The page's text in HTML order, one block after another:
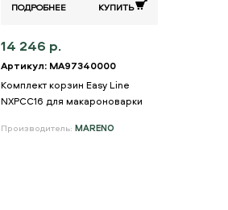
ПОДРОБНЕЕ КУПИТЬ
14 246 р.
Артикул: MA97340000
Комплект корзин Easy Line
NXPCC16 для макароноварки
Производитель: MARENO